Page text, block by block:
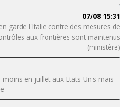
07/08 15:31
garde l'Italie contre des mesures de
aux frontières sont maintenus
(ministère)
en juillet aux Etats-Unis mais